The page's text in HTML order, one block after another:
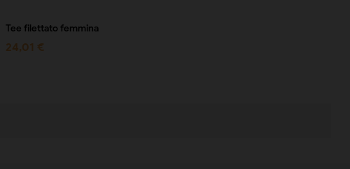
Tee filettato femmina
24,01 €